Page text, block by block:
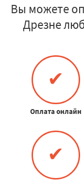
Вы можете
Дрезне
✔
Оплата онлайн
✔